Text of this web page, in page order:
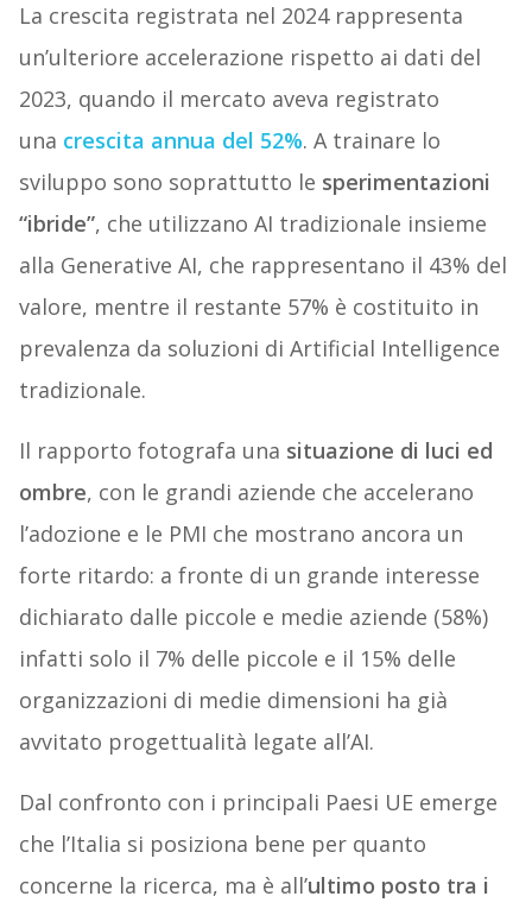
La crescita registrata nel 2024 rappresenta
un’ulteriore accelerazione rispetto ai dati del
2023, quando il mercato aveva registrato
una crescita annua del 52%. A trainare lo
sviluppo sono soprattutto le sperimentazioni
“ibride”, che utilizzano AI tradizionale insieme
alla Generative AI, che rappresentano il 43% del
valore, mentre il restante 57% è costituito in
prevalenza da soluzioni di Artificial Intelligence
tradizionale.
Il rapporto fotografa una situazione di luci ed
ombre, con le grandi aziende che accelerano
l’adozione e le PMI che mostrano ancora un
forte ritardo: a fronte di un grande interesse
dichiarato dalle piccole e medie aziende (58%)
infatti solo il 7% delle piccole e il 15% delle
organizzazioni di medie dimensioni ha già
avvitato progettualità legate all’AI.
Dal confronto con i principali Paesi UE emerge
che l’Italia si posiziona bene per quanto
concerne la ricerca, ma è all’ultimo posto tra i